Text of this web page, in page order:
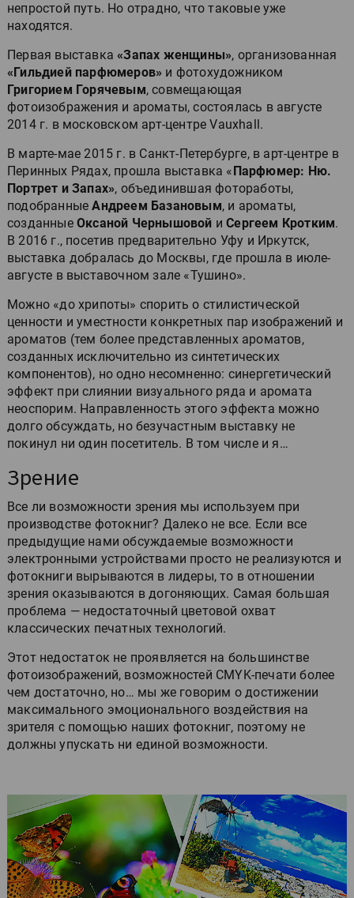
непростой путь. Но отрадно, что таковые уже
находятся.
Первая выставка «Запах женщины», организованная
«Гильдией парфюмеров» и фотохудожником
Григорием Горячевым, совмещающая
фотоизображения и ароматы, состоялась в августе
2014 г. в московском арт-центре Vauxhall.
В марте-мае 2015 г. в Санкт-Петербурге, в арт-центре в
Перинных Рядах, прошла выставка «Парфюмер: Ню.
Портрет и Запах», объединившая фотоработы,
подобранныеАндреем Базановым, и ароматы,
созданные Оксаной Чернышовой иСергеем Кротким.
В 2016 г., посетив предварительно Уфу и Иркутск,
выставка добралась до Москвы, где прошла в июле-
августе в выставочном зале «Тушино».
Можно «до хрипоты» спорить о стилистической
ценности и уместности конкретных пар изображений и
ароматов (тем более представленных ароматов,
созданных исключительно из синтетических
компонентов), но одно несомненно: синергетический
эффект при слиянии визуального ряда и аромата
неоспорим. Направленность этого эффекта можно
долго обсуждать, но безучастным выставку не
покинул ни один посетитель. В том числе и я…
Зрение
Все ли возможности зрения мы используем при
производстве фотокниг? Далеко не все. Если все
предыдущие нами обсуждаемые возможности
электронными устройствами просто не реализуются и
фотокниги вырываются в лидеры, то в отношении
зрения оказываются в догоняющих. Самая большая
проблема — недостаточный цветовой охват
классических печатных технологий.
Этот недостаток не проявляется на большинстве
фотоизображений, возможностей CMYK-печати более
чем достаточно, но… мы же говорим о достижении
максимального эмоционального воздействия на
зрителя с помощью наших фотокниг, поэтому не
должны упускать ни единой возможности.